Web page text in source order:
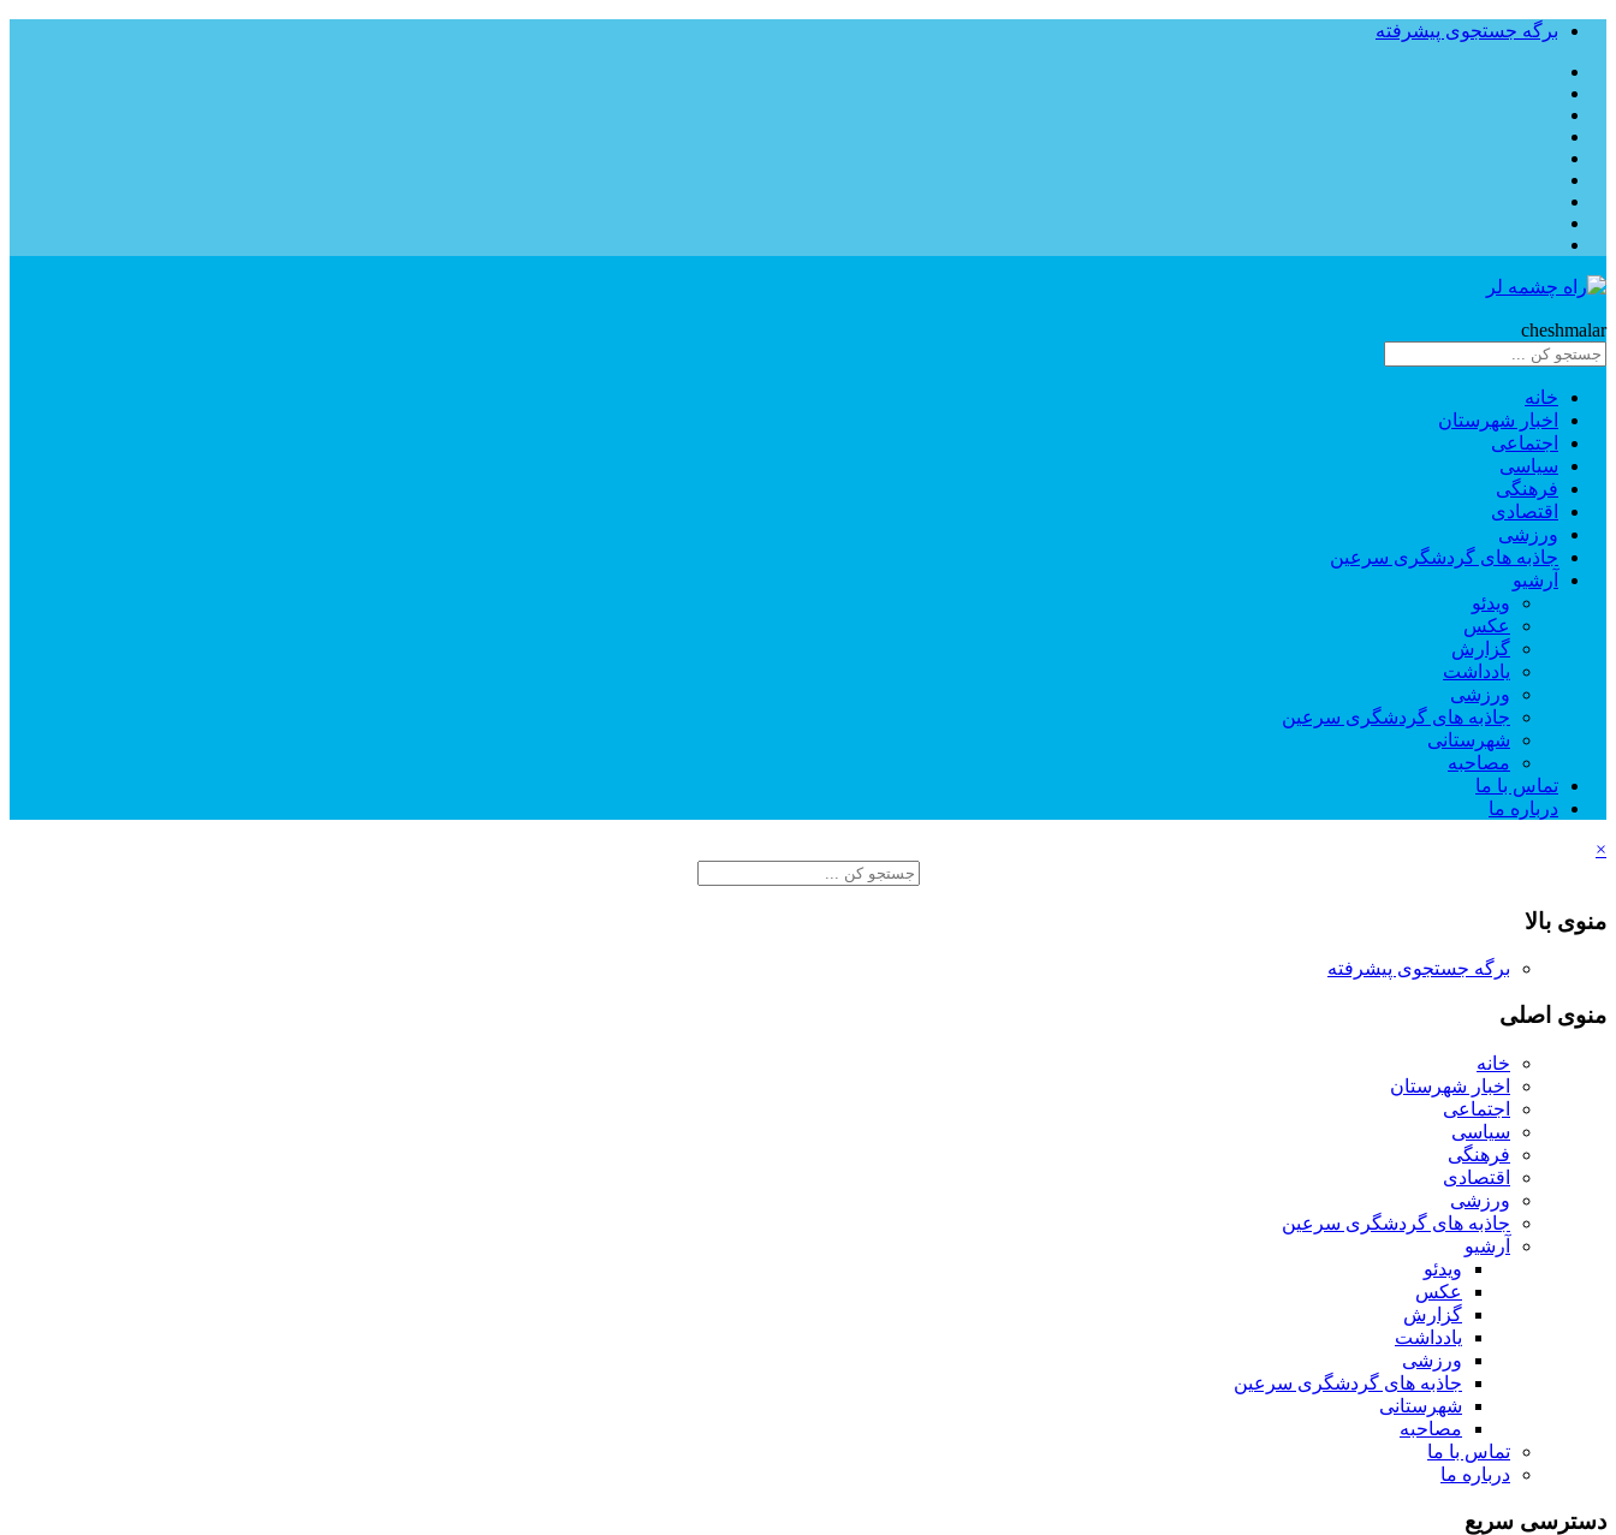
برگه جستجوی پیشرفته
cheshmalar
خانه
اخبار شهرستان
اجتماعی
سیاسی
فرهنگی
اقتصادی
ورزشی
جاذبه های گردشگری سرعین
آرشیو
ویدئو
عکس
گزارش
یادداشت
ورزشی
جاذبه های گردشگری سرعین
شهرستانی
مصاحبه
تماس با ما
درباره ما
×
منوی بالا
برگه جستجوی پیشرفته
منوی اصلی
خانه
اخبار شهرستان
اجتماعی
سیاسی
فرهنگی
اقتصادی
ورزشی
جاذبه های گردشگری سرعین
آرشیو
ویدئو
عکس
گزارش
یادداشت
ورزشی
جاذبه های گردشگری سرعین
شهرستانی
مصاحبه
تماس با ما
درباره ما
دسترسی سریع